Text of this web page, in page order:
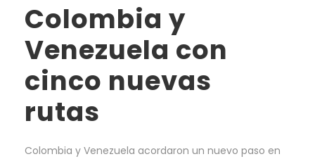
Colombia y
Venezuela con
cinco nuevas
rutas
Colombia y Venezuela acordaron un nuevo paso en